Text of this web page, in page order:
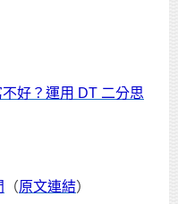
好？運用 DT 二分思
（原文連結）